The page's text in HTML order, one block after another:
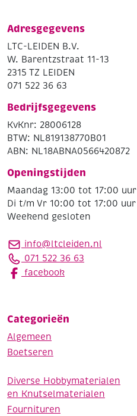
Adresgegevens
LTC-LEIDEN B.V.
W. Barentzstraat 11-13
2315 TZ LEIDEN
071 522 36 63
Bedrijfsgegevens
KvKnr: 28006128
BTW: NL819138770B01
ABN: NL18ABNA0566420872
Openingstijden
Maandag 13:00 tot 17:00 uur
Di t/m Vr 10:00 tot 17:00 uur
Weekend gesloten
info@ltcleiden.nl
071 522 36 63
facebook
Categorieën
Algemeen
Boetseren
Diverse Hobbymaterialen
en Knutselmaterialen
Fournituren